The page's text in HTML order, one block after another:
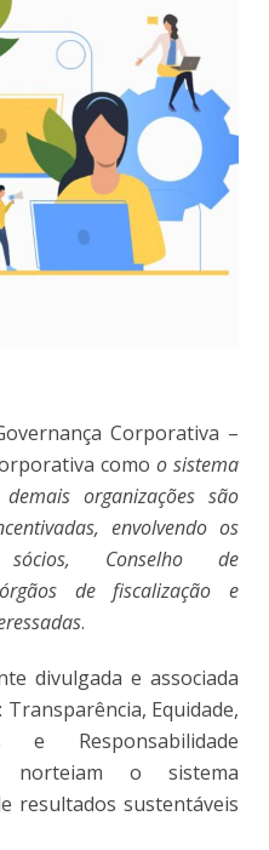
Corporativa –
como o sistema
organizações são
envolvendo os
sócios, Conselho de
de fiscalização e
.
divulgada e associada
Equidade,
Responsabilidade
norteiam o sistema
resultados sustentáveis